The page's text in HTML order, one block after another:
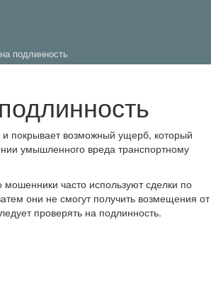
подлинность
и покрывает возможный ущерб, который
умышленного вреда транспортному
часто используют сделки по
они не смогут получить возмещения от
проверять на подлинность.